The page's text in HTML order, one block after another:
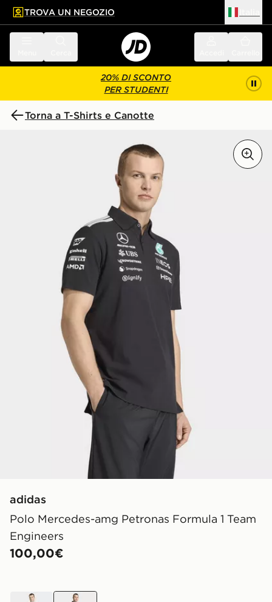
principale
a fondo pagina
TROVA UN NEGOZIO
20% DI SCONTO
PER STUDENTI
Torna a T-Shirts e Canotte
adidas
Polo Mercedes-amg Petronas Formula 1 Team
Engineers
100,00€
Bianco nero